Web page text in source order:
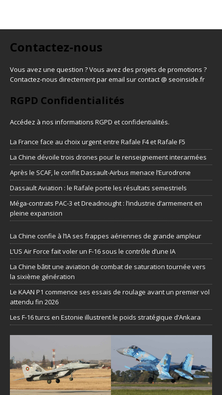
Contactez-nous
Vous avez une question ? Vous avez des projets de promotions ?
Contactez-nous directement par email sur contact @ seoinside.fr
RGPD Confidentialités
Accédez à nos informations RGPD et confidentialités.
La France face au choix urgent entre Rafale F4 et Rafale F5
La Chine dévoile trois drones pour le renseignement interarmées
Après le SCAF, le conflit Dassault-Airbus menace l’Eurodrone
Dassault Aviation : le Rafale porte les résultats semestriels
Méga-contrats PAC-3 et Dreadnought : l’industrie d’armement en
pleine expansion
La Chine confie à l’IA ses frappes aériennes de grande ampleur
L’US Air Force fait voler un F-16 sous le contrôle d’une IA
La Chine bâtit une aviation de combat de saturation tournée vers
la sixième génération
Le KAAN P1 commence ses essais de roulage avant un premier vol
attendu fin 2026
Les F-16 turcs en Estonie illustrent le poids stratégique d’Ankara